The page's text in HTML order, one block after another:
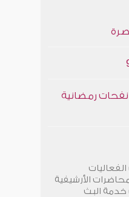
رمضانية
الأرشيفية
البث